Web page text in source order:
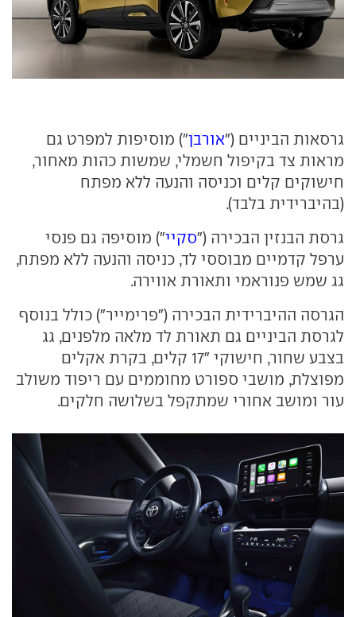
גרסאות הביניים ("אורבן") מוסיפות למפרט גם
מראות צד בקיפול חשמלי, שמשות כהות מאחור,
חישוקים קלים וכניסה והנעה ללא מפתח
(בהיברידית בלבד).
גרסת הבנזין הבכירה ("סקיי") מוסיפה גם פנסי
ערפל קדמיים מבוססי לד, כניסה והנעה ללא מפתח,
גג שמש פנוראמי ותאורת אווירה.
הגרסה ההיברידית הבכירה ("פרימייר") כולל בנוסף
לגרסת הביניים גם תאורת לד מלאה מלפנים, גג
בצבע שחור, חישוקי "17 קלים, בקרת אקלים
מפוצלת, מושבי ספורט מחוממים עם ריפוד משולב
עור ומושב אחורי שמתקפל בשלושה חלקים.